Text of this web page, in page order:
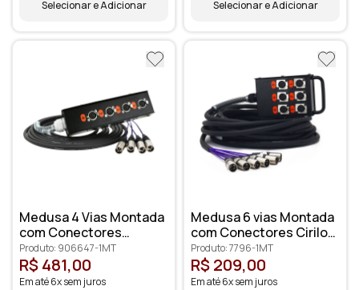
Selecionar e Adicionar Selecionar e Adicionar
Medusa 4 Vias Montada
com Conectores
Amphenol
Produto: 906647-1MT
R$ 481,00
Em até 6x sem juros
Medusa 6 vias Montada
com Conectores Cirilo
Cabos
Produto: 7796-1MT
R$ 209,00
Em até 6x sem juros